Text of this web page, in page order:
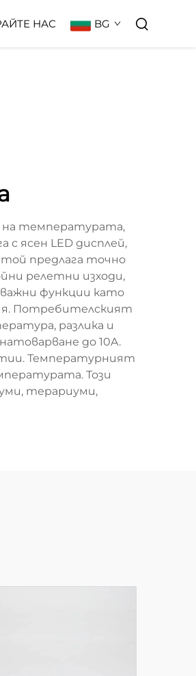
НАС BG
на температурата,
с ясен LED дисплей,
предлага точно
релетни изходи,
важни функции като
Потребителският
разлика и
до 10A.
Температурният
Този
терариуми,